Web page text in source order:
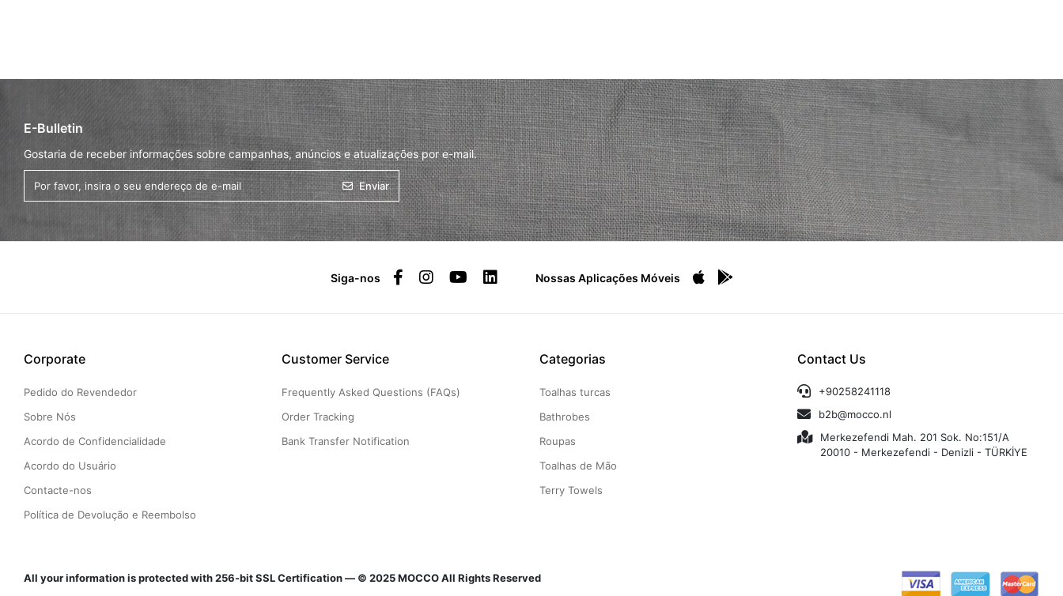
E-Bulletin
Gostaria de receber informações sobre campanhas, anúncios e atualizações por e-mail.
Enviar
Siga-nos Nossas Aplicações Móveis
Corporate
Pedido do Revendedor
Sobre Nós
Acordo de Confidencialidade
Acordo do Usuário
Contacte-nos
Política de Devolução e Reembolso
Customer Service
Frequently Asked Questions (FAQs)
Order Tracking
Bank Transfer Notification
Categorias
Toalhas turcas
Bathrobes
Roupas
Toalhas de Mão
Terry Towels
Contact Us
+90258241118
b2b@mocco.nl
Merkezefendi Mah. 201 Sok. No:151/A
20010 - Merkezefendi - Denizli - TÜRKİYE
All your information is protected with 256-bit SSL Certification — © 2025 MOCCO All Rights Reserved